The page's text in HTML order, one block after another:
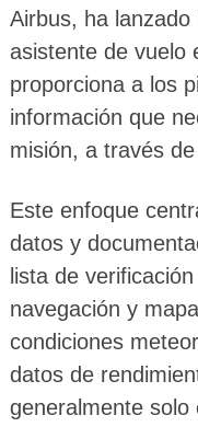
Airbus, ha
asistente de vuelo
proporciona a los
información que
misión, a través
Este enfoque
datos y
lista de
navegación y
condiciones
datos de
generalmente solo